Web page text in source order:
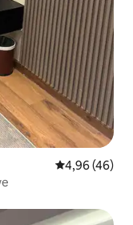
Średnia
4,96 (46)